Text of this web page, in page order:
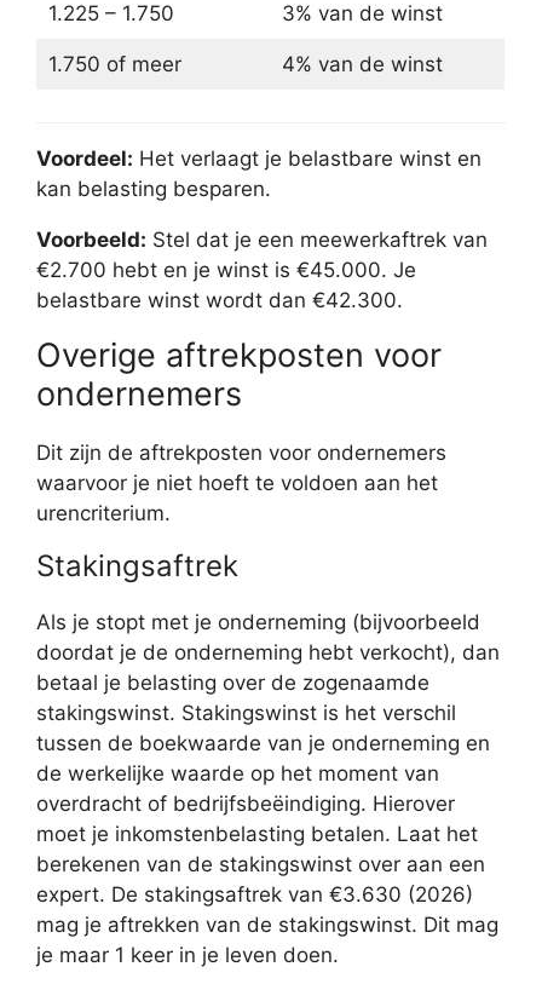
1.225 – 1.750 3% van de winst
1.750 of meer 4% van de winst
Voordeel: Het verlaagt je belastbare winst en
kan belasting besparen.
Voorbeeld: Stel dat je een meewerkaftrek van
€2.700 hebt en je winst is €45.000. Je
belastbare winst wordt dan €42.300.
Overige aftrekposten voor
ondernemers
Dit zijn de aftrekposten voor ondernemers
waarvoor je niet hoeft te voldoen aan het
urencriterium.
Stakingsaftrek
Als je stopt met je onderneming (bijvoorbeeld
doordat je de onderneming hebt verkocht), dan
betaal je belasting over de zogenaamde
stakingswinst. Stakingswinst is het verschil
tussen de boekwaarde van je onderneming en
de werkelijke waarde op het moment van
overdracht of bedrijfsbeëindiging. Hierover
moet je inkomstenbelasting betalen. Laat het
berekenen van de stakingswinst over aan een
expert. De stakingsaftrek van €3.630 (2026)
mag je aftrekken van de stakingswinst. Dit mag
je maar 1 keer in je leven doen.